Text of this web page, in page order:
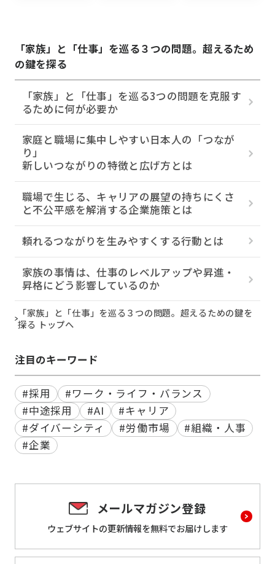
「家族」と「仕事」を巡る３つの問題。超えるため
の鍵を探る
「家族」と「仕事」を巡る3つの問題を克服す
るために何が必要か
家庭と職場に集中しやすい日本人の「つなが
り」
新しいつながりの特徴と広げ方とは
職場で生じる、キャリアの展望の持ちにくさ
と不公平感を解消する企業施策とは
頼れるつながりを生みやすくする行動とは
家族の事情は、仕事のレベルアップや昇進・
昇格にどう影響しているのか
「家族」と「仕事」を巡る３つの問題。超えるための鍵を
探る トップへ
注目のキーワード
#採用
#ワーク・ライフ・バランス
#中途採用
#AI
#キャリア
#ダイバーシティ
#労働市場
#組織・人事
#企業
メールマガジン登録
ウェブサイトの更新情報を無料でお届けします